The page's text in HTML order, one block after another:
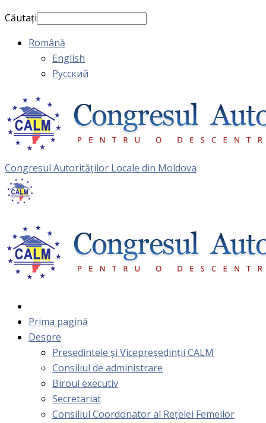
Căutați
Română
English
Русский
Congresul Autorităţilor Locale din Moldova
Prima pagină
Despre
Președintele și Vicepreședinții CALM
Consiliul de administrare
Biroul executiv
Secretariat
Consiliul Coordonator al Rețelei Femeilor